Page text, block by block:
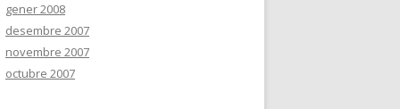
gener 2008
desembre 2007
novembre 2007
octubre 2007